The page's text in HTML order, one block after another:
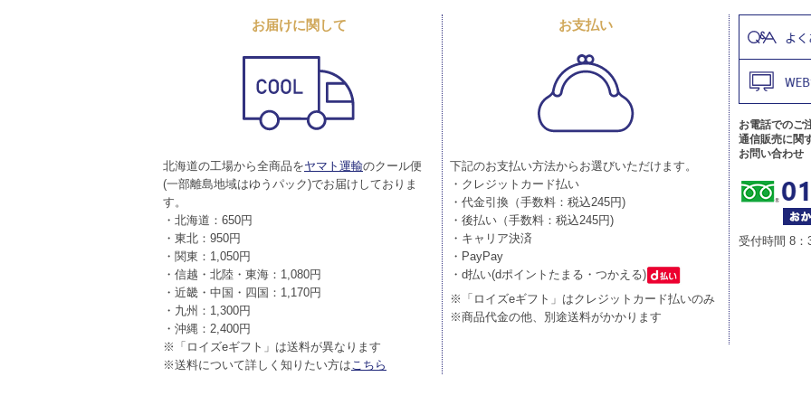
お届けに関して
北海道の工場から全商品をヤマト運輸のクール便
(一部離島地域はゆうパック)でお届けしておりま
す。
・北海道：650円
・東北：950円
・関東：1,050円
・信越・北陸・東海：1,080円
・近畿・中国・四国：1,170円
・九州：1,300円
・沖縄：2,400円
※「ロイズeギフト」は送料が異なります
※送料について詳しく知りたい方はこちら
お支払い
下記のお支払い方法からお選びいただけます。
・クレジットカード払い
・代金引換（手数料：税込245円)
・後払い（手数料：税込245円)
・キャリア決済
・PayPay
・d払い(dポイントたまる・つかえる)
※「ロイズeギフト」はクレジットカード払いのみ
※商品代金の他、別途送料がかかります
お電話でのご
通信販売に関
お問い合わせ
受付時間 8：